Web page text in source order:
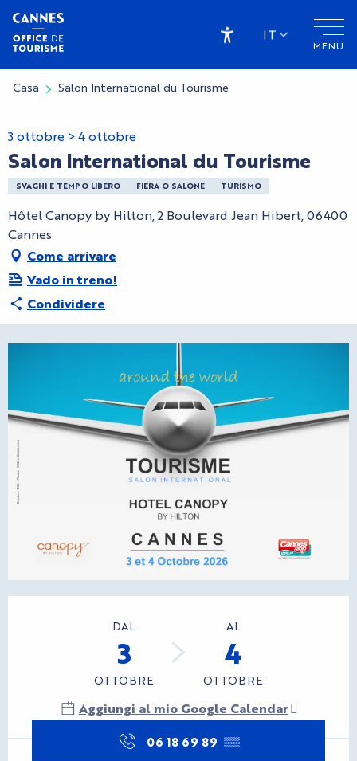
Aller
contenu
principal
MENU
Accessibilité
IT
Casa Salon International du Tourisme
3 ottobre > 4 ottobre
Salon International du Tourisme
SVAGHI E TEMPO LIBERO FIERA O SALONE TURISMO
Hôtel Canopy by Hilton, 2 Boulevard Jean Hibert, 06400
Cannes
Come arrivare
Vado in treno!
Condividere
Orari e contatti
DAL
3
OTTOBRE
AL
4
OTTOBRE
Aggiungi al mio Google Calendar
06 18 69 89 ▒▒